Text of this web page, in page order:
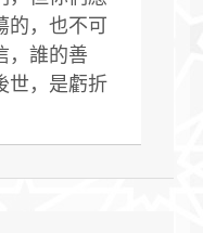
的，也不可
，誰的善
世，是虧折